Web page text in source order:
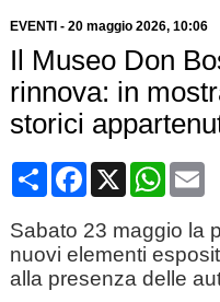
EVENTI - 20 maggio 2026, 10:06
Il Museo Don
rinnova: in
storici
CondividiFacebook
X
Sabato 23 maggio la
nuovi elementi
alla presenza delle